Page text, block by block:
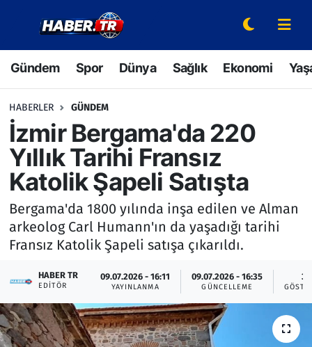
Gündem Spor Dünya Sağlık Ekonomi
HABERLER GÜNDEM
İzmir Bergama'da 220
Yıllık Tarihi Fransız
Katolik Şapeli Satışta
Bergama'da 1800 yılında inşa edilen ve Alman
arkeolog Carl Humann'ın da yaşadığı tarihi
Fransız Katolik Şapeli satışa çıkarıldı.
HABER TR
EDITÖR
09.07.2026 - 16:11
YAYINLANMA
09.07.2026 - 16:35
GÜNCELLEME
3
Gündem
Spor
Dünya
Sağlık
Ekonomi
Yaşam
Bilim ve Teknoloji
Çevre & Doğa
Hava Durumu
Trafik Durumu
Süper Lig Puan Durumu ve Fikstür
Tüm Manşetler
Son Dakika Haberleri
Haber Arşivi